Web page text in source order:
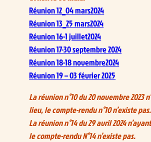
Réunion 12_04 mars2024
Réunion 13_25 mars2024
Réunion 16-1 juillet2024
Réunion 17-30 septembre 2024
Réunion 18-18 novembre2024
Réunion 19 – 03 février 2025
La réunion n°10 du 20 novembre 2023
lieu, le compte-rendu n°10 n’existe pas.
La réunion n°14 du 29 avril 2024
le compte-rendu N°14 n’existe pas.